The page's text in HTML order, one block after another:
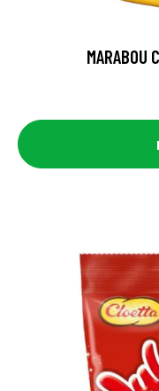
MARABOU